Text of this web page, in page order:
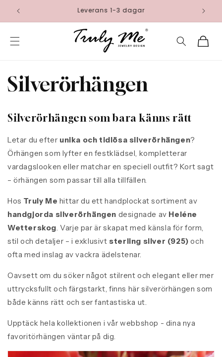
vidare
till
innehåll
Fri frakt
Varukorg
Silverörhängen
Silverörhängen som bara känns rätt
Letar du efter unika och tidlösa silverörhängen?
Örhängen som lyfter en festklädsel, kompletterar
vardagslooken eller matchar en speciell outfit? Kort sagt
– örhängen som passar till alla tillfällen.
Hos Truly Me hittar du ett handplockat sortiment av
handgjorda silverörhängen designade av Heléne
Wetterskog . Varje par är skapat med känsla för form,
stil och detaljer – i exklusivtsterling silver (925) och
ofta med inslag av vackra ädelstenar.
Oavsett om du söker något stilrent och elegant eller mer
uttrycksfullt och färgstarkt, finns här silverörhängen som
både känns rätt och ser fantastiska ut.
Upptäck hela kollektionen i vår webbshop - dina nya
favoritörhängen väntar på dig.